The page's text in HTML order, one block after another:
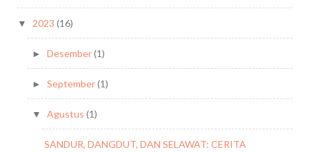
▼ 2023 (16)
► Desember(1)
► September(1)
▼ Agustus (1)
SANDUR, DANGDUT, DAN SELAWAT: CERITA